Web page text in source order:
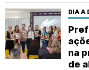
DIA A
na
de